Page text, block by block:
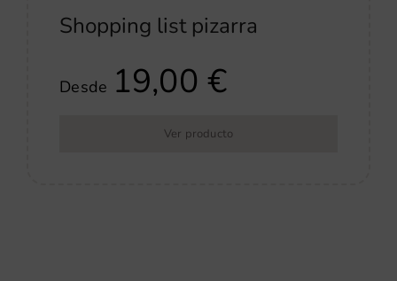
Shopping list pizarra
Desde 19,00€
Ver producto